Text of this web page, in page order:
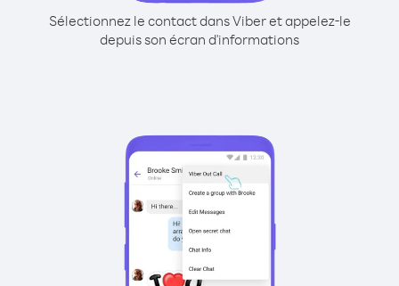
Sélectionnez le contact dans Viber et appelez-le
depuis son écran d'informations